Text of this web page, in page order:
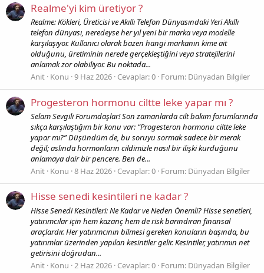
Realme'yi kim üretiyor ?
Realme: Kökleri, Üreticisi ve Akıllı Telefon Dünyasındaki Yeri Akıllı
telefon dünyası, neredeyse her yıl yeni bir marka veya modelle
karşılaşıyor. Kullanıcı olarak bazen hangi markanın kime ait
olduğunu, üretiminin nerede gerçekleştiğini veya stratejilerini
anlamak zor olabiliyor. Bu noktada...
Anit Konu 9 Haz 2026 Cevaplar: 0 Forum: Dünyadan Bilgiler
Progesteron hormonu ciltte leke yapar mı ?
Selam Sevgili Forumdaşlar! Son zamanlarda cilt bakım forumlarında
sıkça karşılaştığım bir konu var: “Progesteron hormonu ciltte leke
yapar mı?” Düşündüm de, bu soruyu sormak sadece bir merak
değil; aslında hormonların cildimizle nasıl bir ilişki kurduğunu
anlamaya dair bir pencere. Ben de...
Anit Konu 8 Haz 2026 Cevaplar: 0 Forum: Dünyadan Bilgiler
Hisse senedi kesintileri ne kadar ?
Hisse Senedi Kesintileri: Ne Kadar ve Neden Önemli? Hisse senetleri,
yatırımcılar için hem kazanç hem de risk barındıran finansal
araçlardır. Her yatırımcının bilmesi gereken konuların başında, bu
yatırımlar üzerinden yapılan kesintiler gelir. Kesintiler, yatırımın net
getirisini doğrudan...
Anit Konu 2 Haz 2026 Cevaplar: 0 Forum: Dünyadan Bilgiler